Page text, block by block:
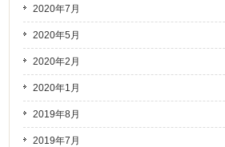
2020年7月
2020年5月
2020年2月
2020年1月
2019年8月
2019年7月